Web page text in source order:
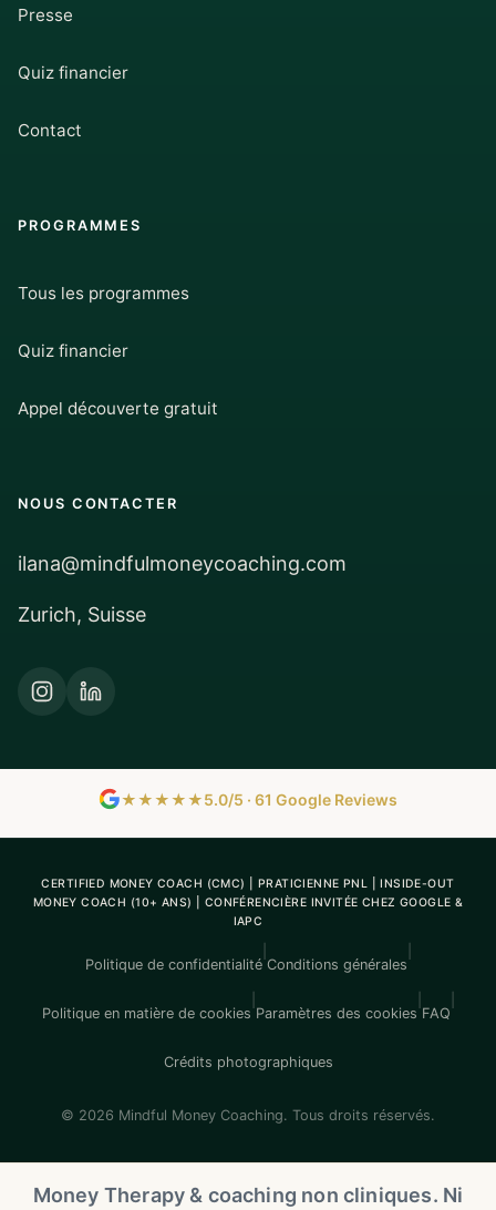
Presse
Quiz financier
Contact
PROGRAMMES
Tous les programmes
Quiz financier
Appel découverte gratuit
NOUS CONTACTER
ilana@mindfulmoneycoaching.com
Zurich, Suisse
★★★★★5.0/5 · 61 Google Reviews
CERTIFIED MONEY COACH (CMC) | PRATICIENNE PNL | INSIDE-OUT
MONEY COACH (10+ ANS) | CONFÉRENCIÈRE INVITÉE CHEZ GOOGLE &
IAPC
Politique de confidentialité Conditions générales
Politique en matière de cookies Paramètres des cookies FAQ
Crédits photographiques
© 2026 Mindful Money Coaching. Tous droits réservés.
Money Therapy & coaching non cliniques. Ni